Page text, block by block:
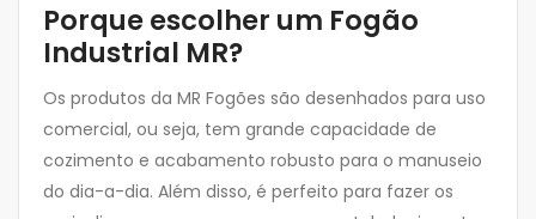
Porque escolher um Fogão
Industrial MR?
Os produtos da MR Fogões são desenhados para uso
comercial, ou seja, tem grande capacidade de
cozimento e acabamento robusto para o manuseio
do dia-a-dia. Além disso, é perfeito para fazer os